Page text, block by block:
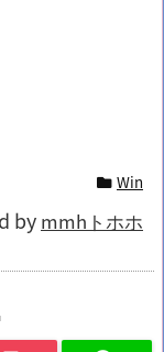
Win
by mmhトホホ